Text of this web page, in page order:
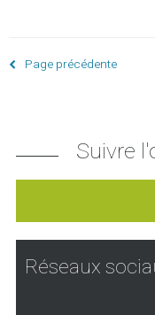
Page précédente
Suivre
Réseaux